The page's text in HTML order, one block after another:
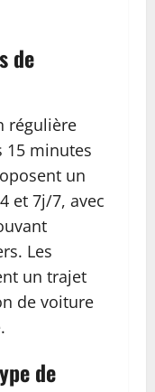
de
régulière
15 minutes
un
et 7j/7, avec
Les
un trajet
de voiture
de